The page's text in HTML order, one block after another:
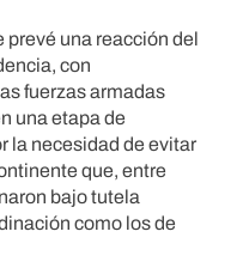
prevé una reacción del
con
fuerzas armadas
una etapa de
la necesidad de evitar
que, entre
bajo tutela
como los de